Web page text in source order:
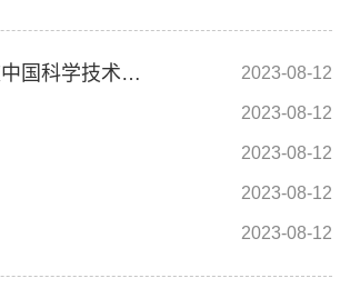
热烈祝贺寿县一中张森、李善峰、许秉文、江合冉四位同学被中国科学技术大学录取 2023-08-12
2023-08-12
2023-08-12
2023-08-12
2023-08-12